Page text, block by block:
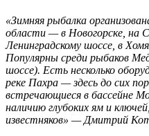
«Зимняя рыбалка
области — в Новогорске, на
Ленинградскому шоссе, в
Популярны среди рыбаков
шоссе). Есть несколько
реке Пахра — здесь до сих
встречающиеся в бассейне
наличию глубоких ям и
известняков» — Дмитрий